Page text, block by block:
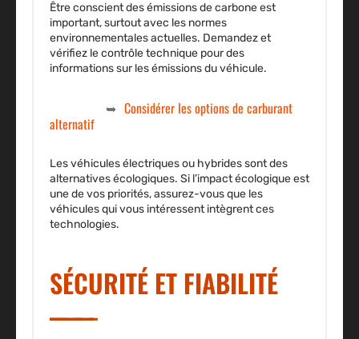
Être conscient des émissions de carbone est
important, surtout avec les normes
environnementales actuelles. Demandez et
vérifiez lecontrôle technique pour des
informations sur les émissions du véhicule.
Considérer les options de carburant
alternatif
Les véhicules électriques ou hybrides sont des
alternatives écologiques. Si l’impact écologique est
une de vos priorités, assurez-vous que les
véhicules qui vous intéressent intègrent ces
technologies.
SÉCURITÉ ET FIABILITÉ